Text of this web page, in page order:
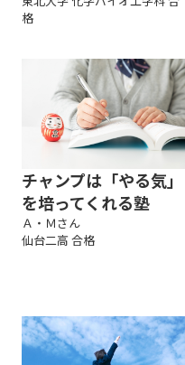
格
チャンプは「やる気」
を培ってくれる塾
Ａ・Ｍさん
仙台二高 合格